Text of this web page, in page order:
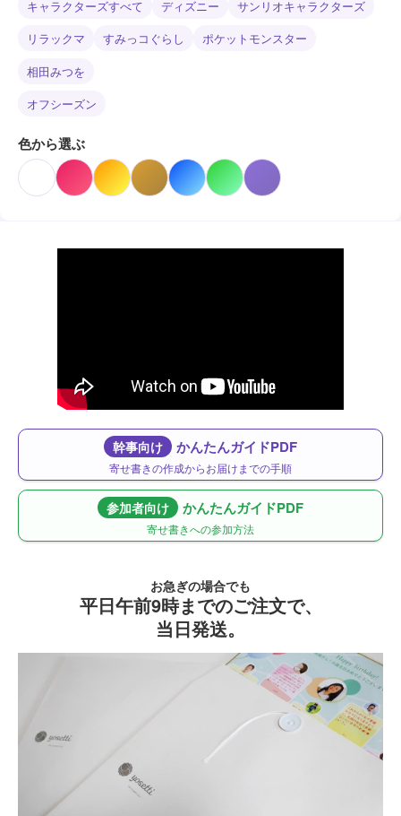
キャラクターズすべて ディズニー
サンリオキャラクターズ
リラックマ
すみっコぐらし
ポケットモンスター
相田みつを
オフシーズン
色から選ぶ
幹事向け かんたんガイドPDF
寄せ書きの作成からお届けまでの手順
参加者向け かんたんガイドPDF
寄せ書きへの参加方法
お急ぎの場合でも
平日午前9時までのご注文で、
当日発送。